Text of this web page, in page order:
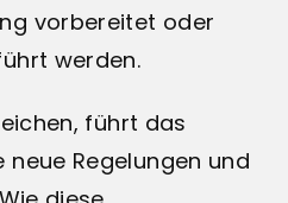
vorbereitet oder
werden.
führt das
Regelungen und